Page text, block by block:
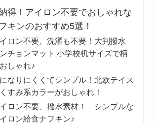
得！アイロン不要でおしゃれな
キンのおすすめ5選！
ロン不要、洗濯も不要！大判撥水
チョンマット 小学校机サイズで柄
しゃれ♪
なりにくくてシンプル！北欧テイス
くすみ系カラーがおしゃれ！
ロン不要、撥水素材！ シンプルな
ロン給食ナフキン♪